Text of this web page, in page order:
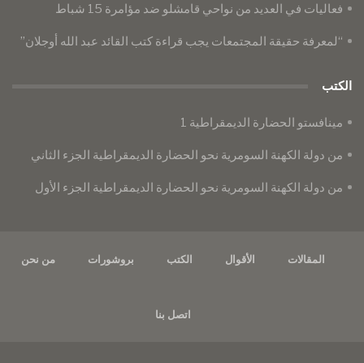
فعاليات في العديد من نواحي قامشلو ضد مؤامرة 15 شباط
“لمعرفة حقيقة المجتمعات يجب قراءة كتب القائد عبد الله أوجلان”
الكتب
مينافستو الحضارة الديمقراطية 1
من دولة الكهنة السومرية نحو الحضارة الديمقراطية الجزء الثاني
من دولة الكهنة السومرية نحو الحضارة الديمقراطية الجزء الأول
المقالات الأقوال الكتب بروشورات من نحن
اتصل بنا